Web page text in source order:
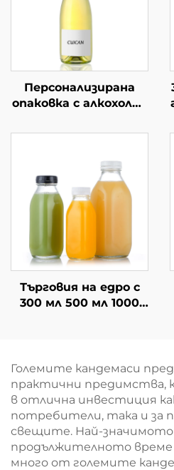
Персонализирана
опаковка с алкохолни
стъклено вино
Търговия на едро с
300 мл 500 мл 1000
Големите кандемаси
практични предимства,
в отлична инвестиция
потребители, така и за
свещите. Най-
продължителното време
много от големите